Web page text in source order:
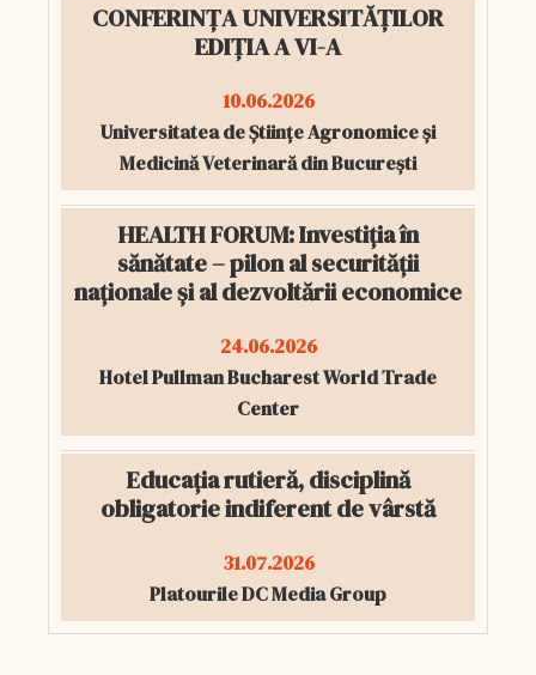
CONFERINȚA UNIVERSITĂȚILOR
EDIȚIA A VI-A
10.06.2026
Universitatea de Științe Agronomice și
Medicină Veterinară din București
HEALTH FORUM: Investiția în
sănătate – pilon al securității
naționale și al dezvoltării economice
24.06.2026
Hotel Pullman Bucharest World Trade
Center
Educația rutieră, disciplină
obligatorie indiferent de vârstă
31.07.2026
Platourile DC Media Group